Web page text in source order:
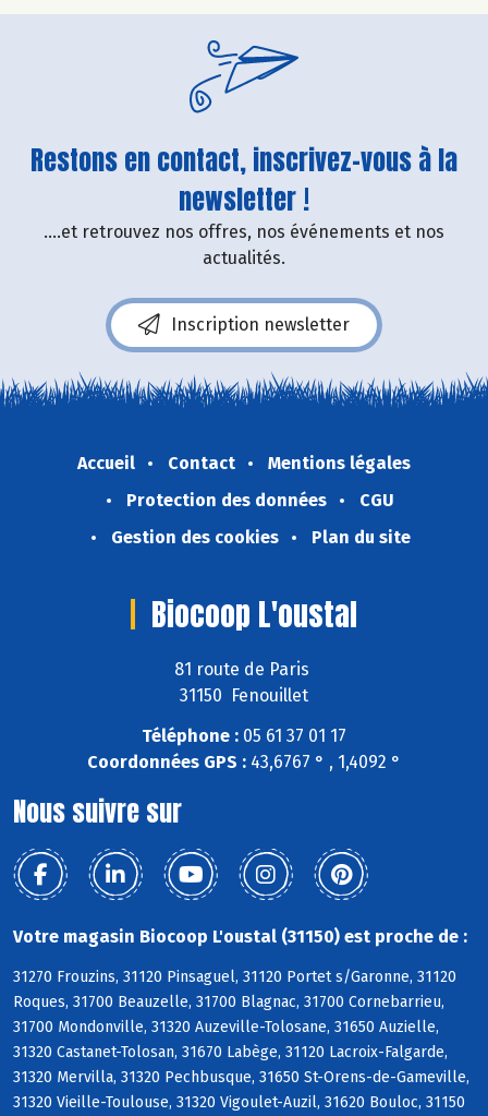
Restons en contact, inscrivez-vous à la
newsletter !
....et retrouvez nos offres, nos événements et nos
actualités.
Inscription newsletter
Accueil Contact
Mentions légales
Protection des données
CGU
Gestion des cookies
Plan du site
Biocoop L'oustal
81 route de Paris
31150 Fenouillet
Téléphone : 05 61 37 01 17
Coordonnées GPS : 43,6767 ° , 1,4092 °
Nous suivre sur
Votre magasin Biocoop L'oustal (31150) est proche de :
31270 Frouzins, 31120 Pinsaguel, 31120 Portet s/Garonne, 31120
Roques, 31700 Beauzelle, 31700 Blagnac, 31700 Cornebarrieu,
31700 Mondonville, 31320 Auzeville-Tolosane, 31650 Auzielle,
31320 Castanet-Tolosan, 31670 Labège, 31120 Lacroix-Falgarde,
31320 Mervilla, 31320 Pechbusque, 31650 St-Orens-de-Gameville,
31320 Vieille-Toulouse, 31320 Vigoulet-Auzil, 31620 Bouloc, 31150